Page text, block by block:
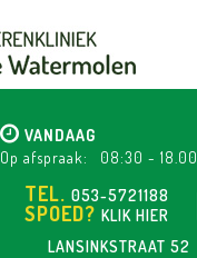
VANDAAG
Op afspraak:
08:30 -18.00
TEL. 053-5721188
SPOED? KLIK HIER
LANSINKSTRAAT 52